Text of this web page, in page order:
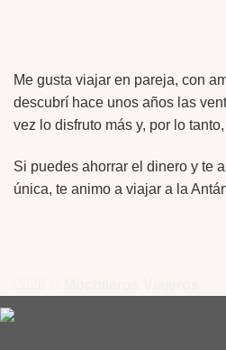
Me gusta viajar en pareja, con
descubrí hace unos años las
vez lo disfruto más y, por lo
Si puedes ahorrar el dinero y te
única, te animo a viajar a la